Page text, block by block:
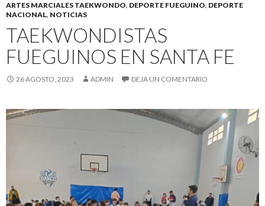
ARTES MARCIALES TAEKWONDO, DEPORTE FUEGUINO, DEPORTE
NACIONAL, NOTICIAS
TAEKWONDISTAS
FUEGUINOS EN SANTA FE
26 AGOSTO, 2023 ADMIN DEJA UN COMENTARIO